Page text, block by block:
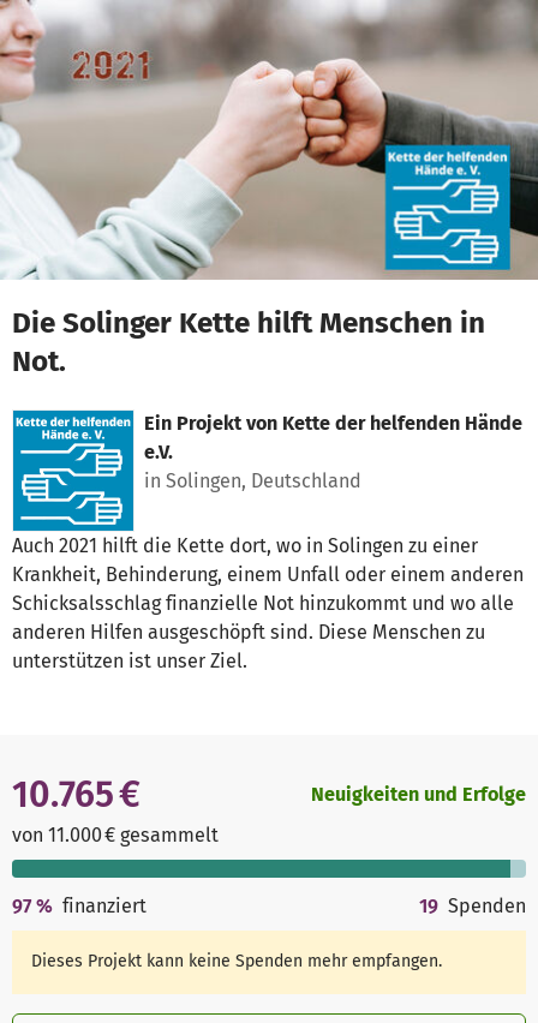
Zum Hauptinhalt springen
Erklärung zur Barrierefreiheit anzeigen
Die Solinger Kette hilft Menschen in
Not.
Ein Projekt von Kette der helfenden Hände
e.V.
in Solingen, Deutschland
Auch 2021 hilft die Kette dort, wo in Solingen zu einer
Krankheit, Behinderung, einem Unfall oder einem anderen
Schicksalsschlag finanzielle Not hinzukommt und wo alle
anderen Hilfen ausgeschöpft sind. Diese Menschen zu
unterstützen ist unser Ziel.
10.765 €
von 11.000 € gesammelt
Neuigkeiten und Erfolge
97% finanziert 19 Spenden
Dieses Projekt kann keine Spenden mehr empfangen.